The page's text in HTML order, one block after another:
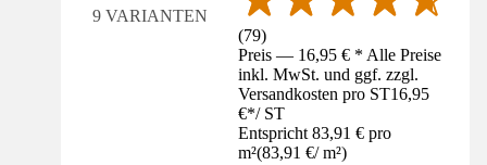
9 VARIANTEN
(79)
Preis — 16,95 € * Alle Preise
inkl. MwSt. und ggf. zzgl.
Versandkosten pro ST16,95
€*/ ST
Entspricht 83,91 € pro
m²(83,91 €/ m²)